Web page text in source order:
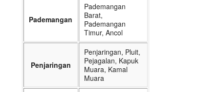
Pademangan
Pademangan
Barat,
Pademangan
Timur, Ancol
Penjaringan
Penjaringan, Pluit,
Pejagalan, Kapuk
Muara, Kamal
Muara